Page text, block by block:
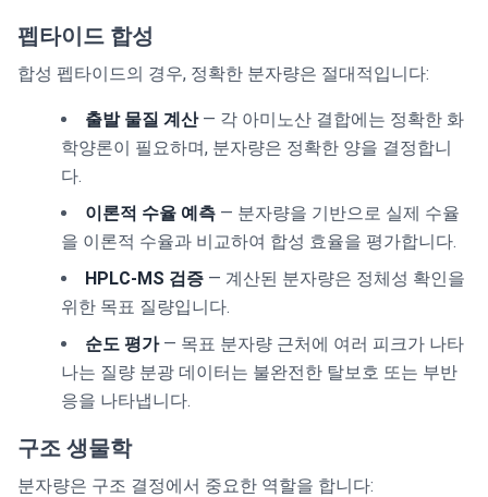
펩타이드 합성
합성 펩타이드의 경우, 정확한 분자량은 절대적입니다:
출발 물질 계산— 각 아미노산 결합에는 정확한 화
학양론이 필요하며, 분자량은 정확한 양을 결정합니
다.
이론적 수율 예측 — 분자량을 기반으로 실제 수율
을 이론적 수율과 비교하여 합성 효율을 평가합니다.
HPLC-MS 검증 — 계산된 분자량은 정체성 확인을
위한 목표 질량입니다.
순도 평가— 목표 분자량 근처에 여러 피크가 나타
나는 질량 분광 데이터는 불완전한 탈보호 또는 부반
응을 나타냅니다.
구조 생물학
분자량은 구조 결정에서 중요한 역할을 합니다: